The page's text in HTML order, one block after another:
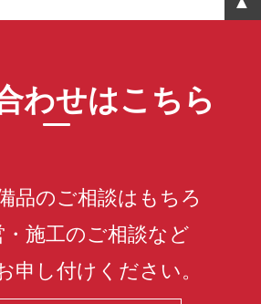
わせはこちら
品のご相談はもちろ
・施工のご相談など
申し付けください。